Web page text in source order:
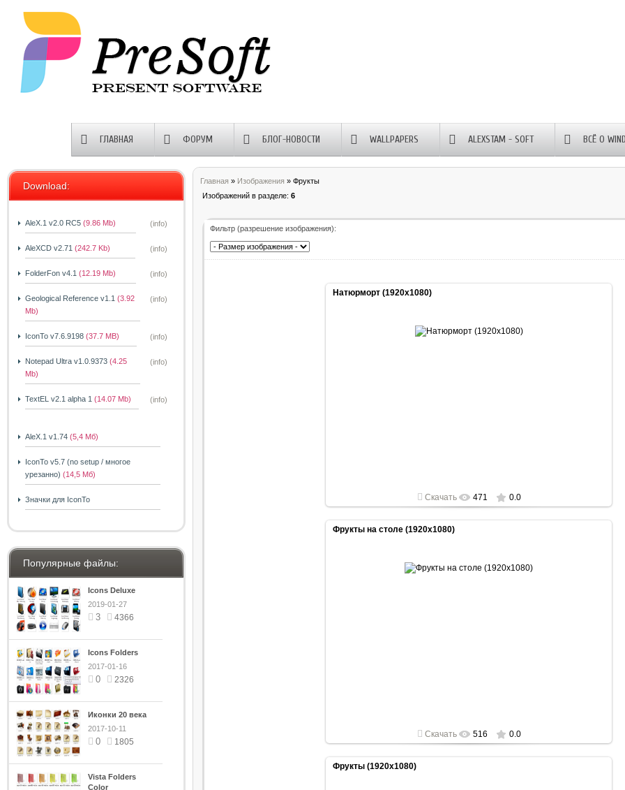
ГЛАВНАЯ ФОРУМ БЛОГ-НОВОСТИ WALLPAPERS ALEXSTAM - SOFT ВСЁ О
Download:
AleX.1 v2.0 RC5 (9.86 Mb) (info)
AleXCD v2.71 (242.7 Kb) (info)
FolderFon v4.1 (12.19 Mb) (info)
Geological Reference v1.1 (3.92
Mb)
(info)
IconTo v7.6.9198 (37.7 MB) (info)
Notepad Ultra v1.0.9373 (4.25
Mb)
(info)
TextEL v2.1 alpha 1 (14.07 Mb) (info)
AleX.1 v1.74 (5,4 Мб)
IconTo v5.7 (no setup / многое
урезанно) (14,5 Мб)
Значки для IconTo
Популярные файлы:
Icons Deluxe
2019-01-27
3 4366
Icons Folders
2017-01-16
0 2326
Иконки 20 века
2017-10-11
0 1805
Vista Folders
Color
Главная » Изображения » Фрукты
Изображений в разделе: 6
Фильтр (разрешение изображения):
Натюрморт (1920x1080)
Скачать 471 0.0
Фрукты на столе (1920x1080)
Скачать 516 0.0
Фрукты (1920x1080)